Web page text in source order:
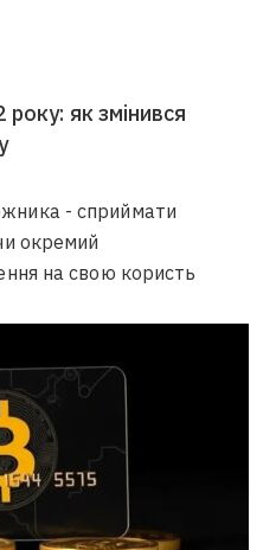
як змінився
- сприймати
окремий
на свою користь